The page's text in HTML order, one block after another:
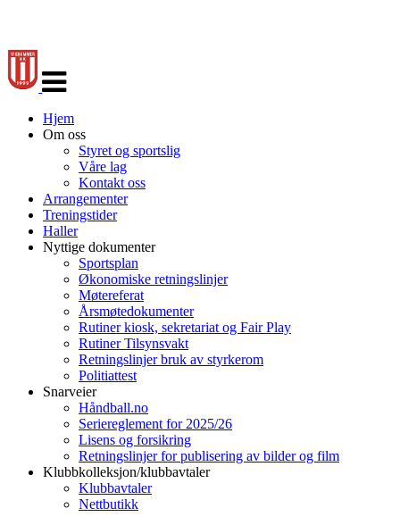
navigasjon
Hjem
Om oss
Styret og sportslig
Våre lag
Kontakt oss
Arrangementer
Treningstider
Haller
Nyttige dokumenter
Sportsplan
Økonomiske retningslinjer
Møtereferat
Årsmøtedokumenter
Rutiner kiosk, sekretariat og Fair Play
Rutiner Tilsynsvakt
Retningslinjer bruk av styrkerom
Politiattest
Snarveier
Håndball.no
Seriereglement for 2025/26
Lisens og forsikring
Retningslinjer for publisering av bilder og film
Klubbkolleksjon/klubbavtaler
Klubbavtaler
Nettbutikk